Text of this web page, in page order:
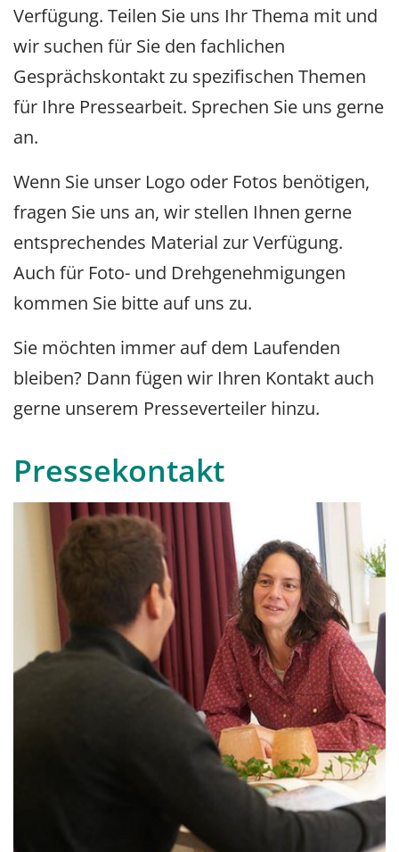
Verfügung. Teilen Sie uns Ihr Thema mit und
wir suchen für Sie den fachlichen
Gesprächskontakt zu spezifischen Themen
für Ihre Pressearbeit. Sprechen Sie uns gerne
an.
Wenn Sie unser Logo oder Fotos benötigen,
fragen Sie uns an, wir stellen Ihnen gerne
entsprechendes Material zur Verfügung.
Auch für Foto- und Drehgenehmigungen
kommen Sie bitte auf uns zu.
Sie möchten immer auf dem Laufenden
bleiben? Dann fügen wir Ihren Kontakt auch
gerne unserem Presseverteiler hinzu.
Pressekontakt